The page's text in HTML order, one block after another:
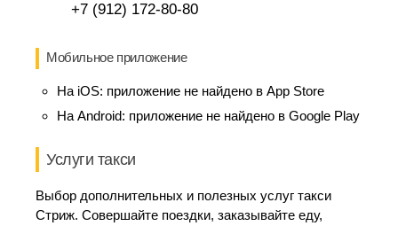
+7 (912) 172-80-80
Мобильное приложение
На iOS: приложение не найдено в App Store
На Android: приложение не найдено в Google Play
Услуги такси
Выбор дополнительных и полезных услуг такси
Стриж. Совершайте поездки, заказывайте еду,